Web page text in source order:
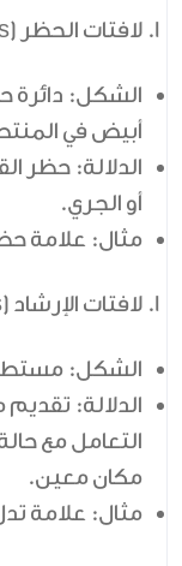
لافتات الحظر (Prohibition Signs):
الشكل:
أبيض في
الدلالة: حظر
أو الجري.
مثال: علامة
لافتات الإرشاد (Safety Instruction Signs):
الشكل:
الدلالة: تقديم
التعامل مع
مكان معين.
مثال: علامة